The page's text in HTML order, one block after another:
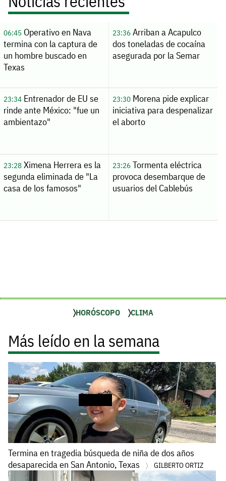
06:45Operativo en Nava
termina con la captura de
un hombre buscado en
Texas
23:36Arriban a Acapulco
dos toneladas de cocaína
asegurada por la Semar
23:34Entrenador de EU se
rinde ante México: "fue un
ambientazo"
23:30Morena pide explicar
iniciativa para despenalizar
el aborto
23:28Ximena Herrera es la
segunda eliminada de "La
casa de los famosos"
23:26Tormenta eléctrica
provoca desembarque de
usuarios del Cablebús
HORÓSCOPO CLIMA
Más leído en la semana
Termina en tragedia búsqueda de niña de dos años
desaparecida en San Antonio, Texas
GILBERTO ORTIZ